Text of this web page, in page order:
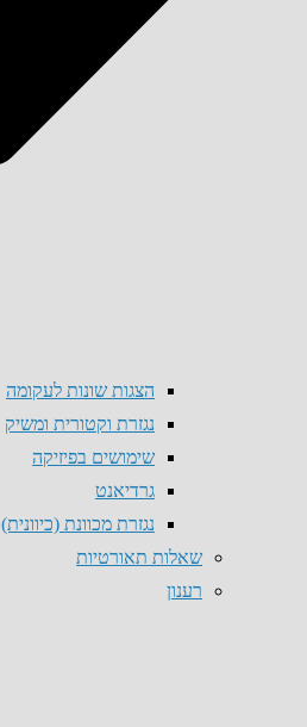
הצגות שונות לעקומה
נגזרת וקטורית ומשיק
שימושים בפיזיקה
גרדיאנט
נגזרת מכוונת (כיוונית)
שאלות תאורטיות
רענון